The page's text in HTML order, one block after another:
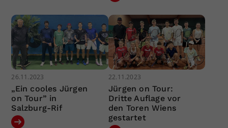
26.11.2023
„Ein cooles Jürgen
on Tour” in
Salzburg-Rif
22.11.2023
Jürgen on Tour:
Dritte Auflage vor
den Toren Wiens
gestartet